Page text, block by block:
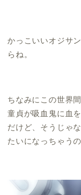
かっこいいオジサ
らね。
ちなみにこの世界
童貞が吸血鬼に血
だけど、そうじゃ
たいになっちゃうの